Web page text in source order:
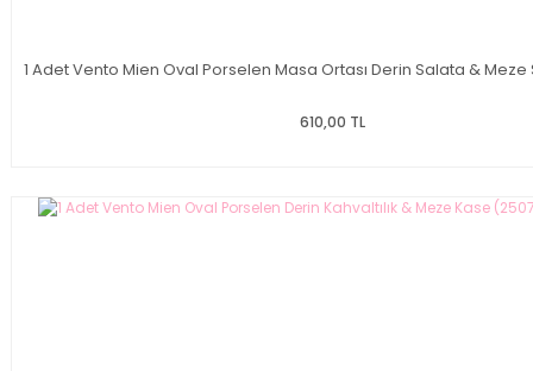
1 Adet Vento Mien Oval Porselen Masa Ortası Derin Salata &
610,00 TL